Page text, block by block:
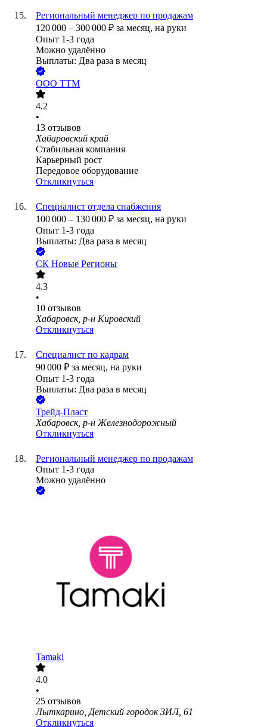
Региональный менеджер по продажам
120 000 – 300 000 ₽ за месяц, на руки
Опыт 1-3 года
Можно удалённо
Выплаты: Два раза в месяц
ООО ТТМ
4.2
•
13 отзывов
Хабаровский край
Стабильная компания
Карьерный рост
Передовое оборудование
Откликнуться
Специалист отдела снабжения
100 000 – 130 000 ₽ за месяц, на руки
Опыт 1-3 года
Выплаты: Два раза в месяц
СК Новые Регионы
4.3
•
10 отзывов
Хабаровск, р-н Кировский
Откликнуться
Специалист по кадрам
90 000 ₽ за месяц, на руки
Опыт 1-3 года
Выплаты: Два раза в месяц
Трейд-Пласт
Хабаровск, р-н Железнодорожный
Откликнуться
Региональный менеджер по продажам
Опыт 1-3 года
Можно удалённо
Tamaki
4.0
•
25 отзывов
Лыткарино, Детский городок ЗИЛ, 61
Откликнуться